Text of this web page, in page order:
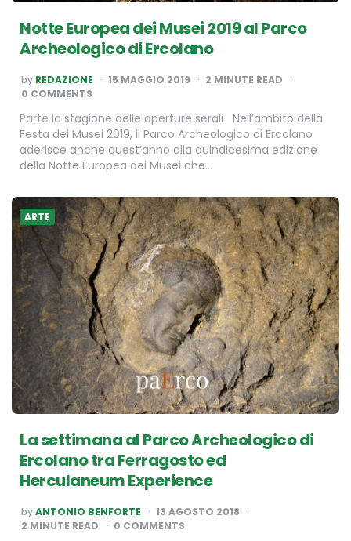
Notte Europea dei Musei 2019 al Parco
Archeologico di Ercolano
POSTED
BY
by REDAZIONE 15 MAGGIO 2019 2 MINUTE READ
0 COMMENTS
​Parte la stagione delle aperture serali Nell’ambito della
Festa dei Musei 2019, il Parco Archeologico di Ercolano
aderisce anche quest’anno alla quindicesima edizione
della Notte Europea dei Musei che…
ARTE
La settimana al Parco Archeologico di
Ercolano tra Ferragosto ed
Herculaneum Experience
POSTED
BY
byANTONIO BENFORTE
13 AGOSTO 2018
2 MINUTE READ 0 COMMENTS